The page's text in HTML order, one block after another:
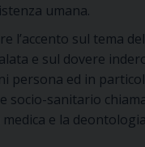
umana.
l’accento sul tema
e sul dovere
persona ed in
socio-sanitario
medica e la deontologia